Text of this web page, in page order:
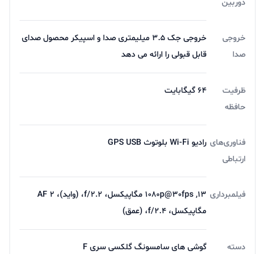
دوربین
خروجی
صدا
خروجی جک 3.5 میلیمتری صدا و اسپیکر محصول صدای
قابل قبولی را ارائه می دهد
ظرفیت
حافظه
64 گیگابایت
فناوری‌های
ارتباطی
رادیو Wi-Fi بلوتوث GPS USB
فیلمبرداری
1080p@30fps ,13 مگاپیکسل، f/2.2، (واید)، AF 2
مگاپیکسل، f/2.4، (عمق)
دسته
گوشی های سامسونگ گلکسی سری F